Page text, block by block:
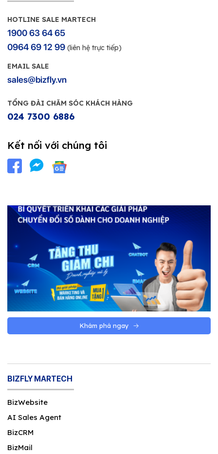
HOTLINE SALE MARTECH
1900 63 64 65
0964 69 12 99 (liên hệ trực tiếp)
EMAIL SALE
sales@bizfly.vn
TỔNG ĐÀI CHĂM SÓC KHÁCH HÀNG
024 7300 6886
Kết nối với chúng tôi
Khám phá ngay
BIZFLY MARTECH
BizWebsite
AI Sales Agent
BizCRM
BizMail